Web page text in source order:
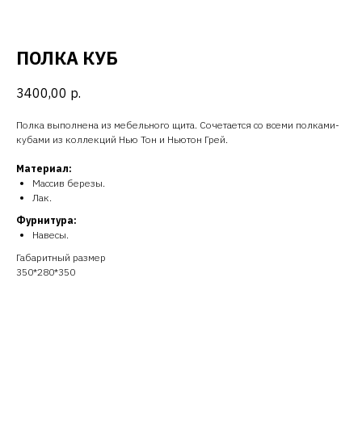
ПОЛКА КУБ
3400,00 р.
Полка выполнена из мебельного щита. Сочетается со всеми полками-
кубами из коллекций Нью Тон и Ньютон Грей.
Материал:
Массив березы.
Лак.
Фурнитура:
Навесы.
Габаритный размер
350*280*350